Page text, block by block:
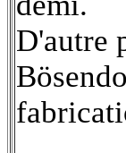
D'autre